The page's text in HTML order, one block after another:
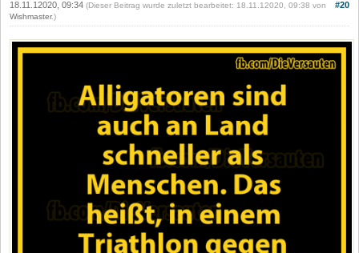
#20
18.11.12020, 09:34 (Dieser Beitrag wurde zuletzt bearbeitet: 18.11.12020, 09:38 von
Wishmaster.)